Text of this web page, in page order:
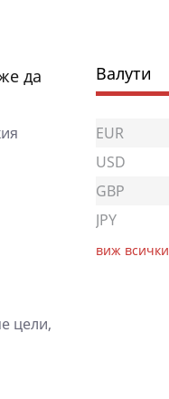
да
цели,
Валути
EUR
USD
GBP
JPY
виж всички